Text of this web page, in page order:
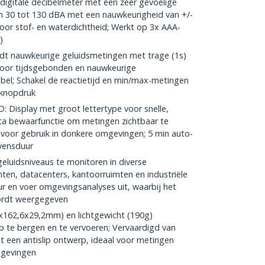
30 tot 130 dBA met een nauwkeurigheid van +/-
stof- en waterdichtheid; Werkt op 3x AAA-
nauwkeurige geluidsmetingen met trage (1s)
tijdsgebonden en nauwkeurige
Schakel de reactietijd en min/max-metingen
Display met groot lettertype voor snelle,
bewaarfunctie om metingen zichtbaar te
gebruik in donkere omgevingen; 5 min auto-
te monitoren in diverse
datacenters, kantoorruimten en industriële
en voer omgevingsanalyses uit, waarbij het
weergegeven
en lichtgewicht (190g)
te bergen en te vervoeren; Vervaardigd van
een antislip ontwerp, ideaal voor metingen